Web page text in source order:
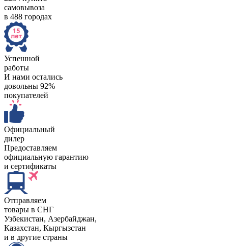
самовывоза
в 488 городах
Успешной
работы
И нами остались
довольны 92%
покупателей
Официальный
дилер
Предоставляем
официальную гарантию
и сертификаты
Отправляем
товары в СНГ
Узбекистан, Aзербайджан,
Казахстан, Кыргызстан
и в другие страны